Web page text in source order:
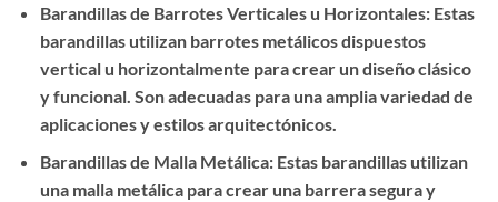
Barandillas de Barrotes Verticales u Horizontales: Estas
barandillas utilizan barrotes metálicos dispuestos
vertical u horizontalmente para crear un diseño clásico
y funcional. Son adecuadas para una amplia variedad de
aplicaciones y estilos arquitectónicos.
Barandillas de Malla Metálica: Estas barandillas utilizan
una malla metálica para crear una barrera segura y